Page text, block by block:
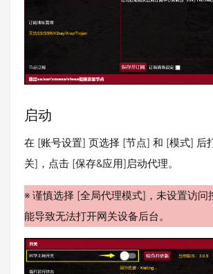
启动
在 [账号设置] 页选择 [节点] 和 [模式] 后
关]，点击 [保存&应用]启动代理。
※ 谨慎选择 [全局代理模式]，未设置访问
能导致无法打开网关设备后台。